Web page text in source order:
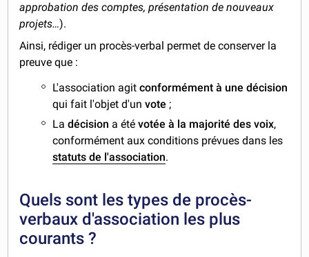
approbation des comptes, présentation de nouveaux
projets…).
Ainsi, rédiger un procès-verbal permet de conserver la
preuve que :
L'association agitconformément à une décision
qui fait l'objet d'un vote ;
Ladécision a étévotée à la majorité des voix,
conformément aux conditions prévues dans les
statuts de l'association.
Quels sont les types de procès-
verbaux d'association les plus
courants ?